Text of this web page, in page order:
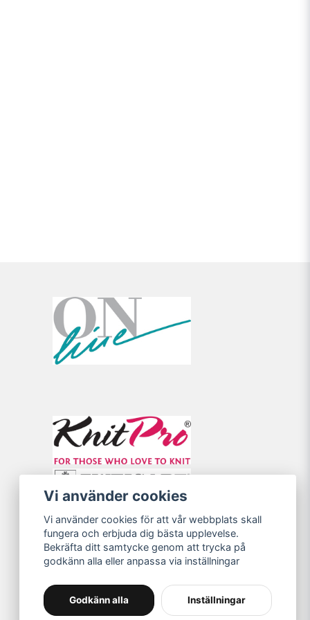
Vi använder cookies
Vi använder cookies för att vår webbplats skall
fungera och erbjuda dig bästa upplevelse.
Bekräfta ditt samtycke genom att trycka på
godkänn alla eller anpassa via inställningar
Godkänn alla Inställningar